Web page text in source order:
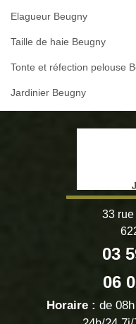
Elagueur Beugny
Taille de haie Beugny
Tonte et réfection pelouse
Jardinier Beugny
33
03
06
Horaire : de